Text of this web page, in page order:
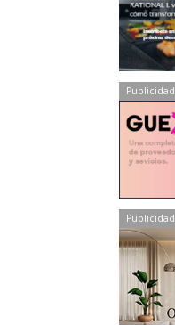
Publicidad
Publicidad